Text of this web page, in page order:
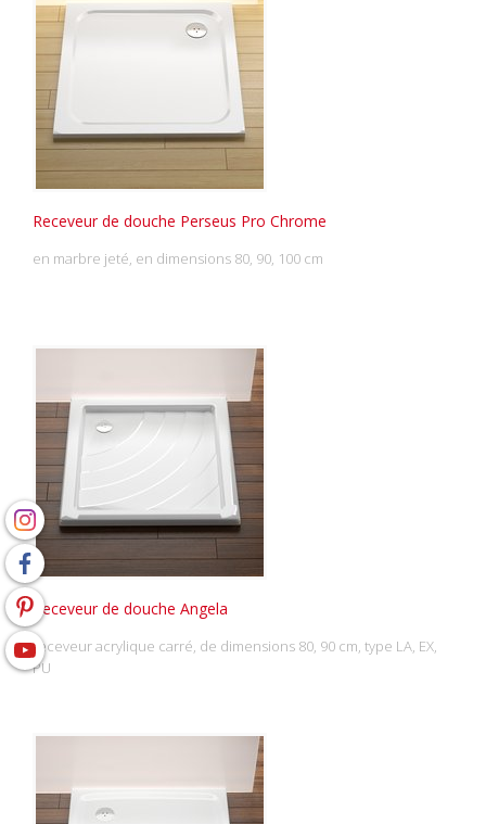
Receveur de douche Perseus Pro Chrome
en marbre jeté, en dimensions 80, 90, 100 cm
Receveur de douche Angela
receveur acrylique carré, de dimensions 80, 90 cm, type LA, EX,
PU